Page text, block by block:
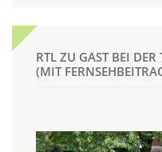
RTL ZU GAST BEI
(MIT